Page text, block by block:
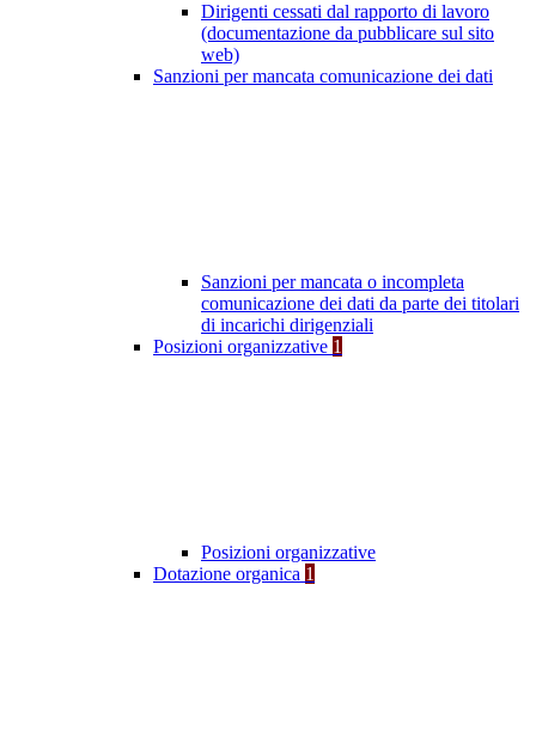
Dirigenti cessati dal rapporto di lavoro
(documentazione da pubblicare sul sito
web)
Sanzioni per mancata comunicazione dei dati
Sanzioni per mancata o incompleta
comunicazione dei dati da parte dei titolari
di incarichi dirigenziali
Posizioni organizzative 1
Posizioni organizzative
Dotazione organica 1